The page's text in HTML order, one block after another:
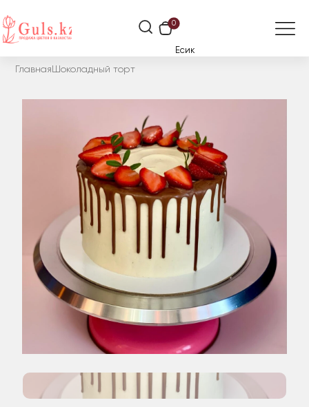
0
Есик
Главная Шоколадный торт